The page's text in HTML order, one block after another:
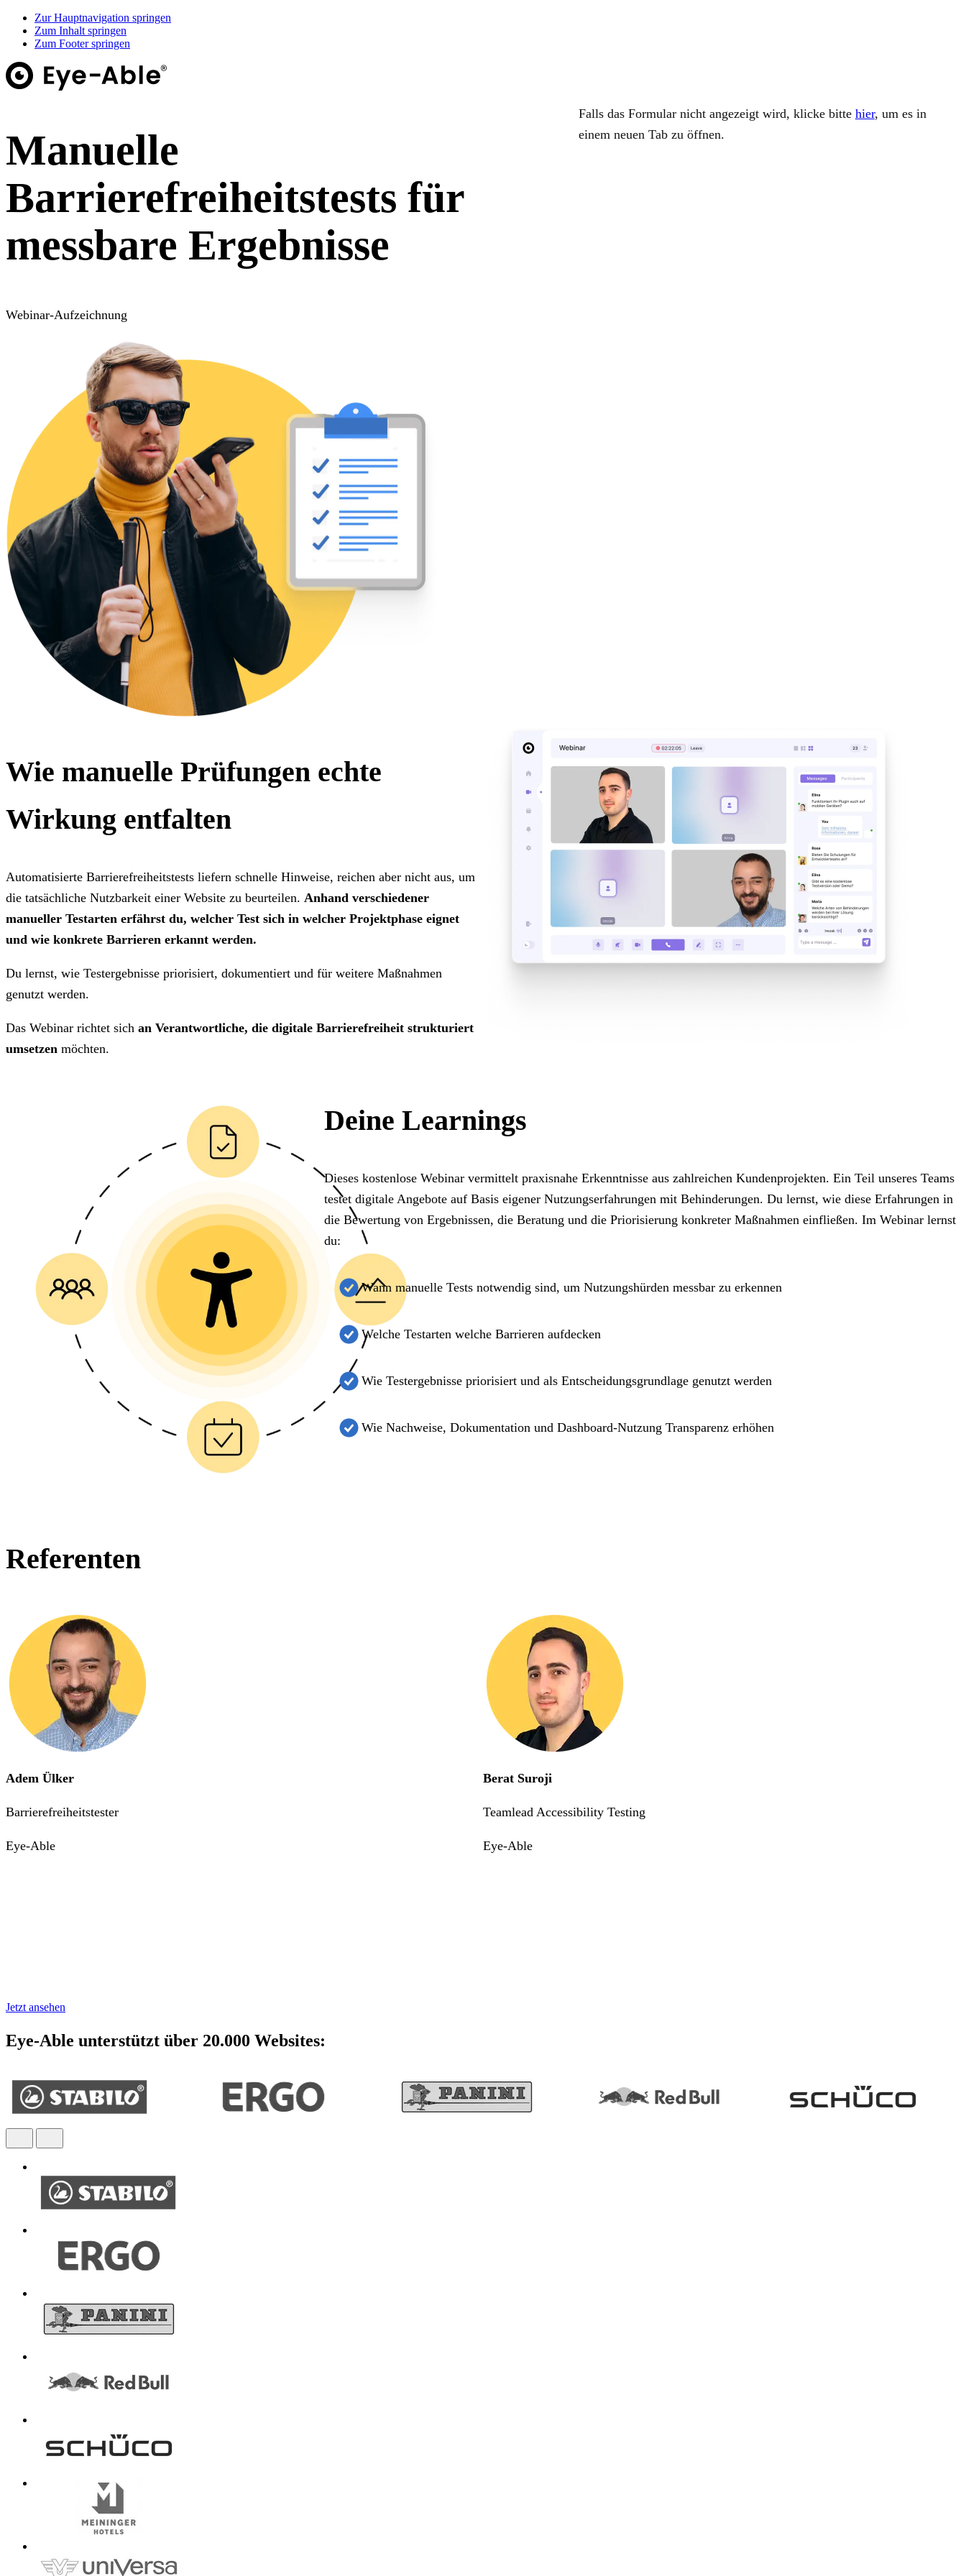
Zur Hauptnavigation springen
Zum Inhalt springen
Zum Footer springen
Manuelle
Barrierefreiheitstests für
messbare Ergebnisse
Webinar-Aufzeichnung
Falls das Formular nicht angezeigt wird, klicke bitte hier, um es in
einem neuen Tab zu öffnen.
Wie manuelle Prüfungen echte
Wirkung entfalten
Automatisierte Barrierefreiheitstests liefern schnelle Hinweise, reichen aber nicht aus, um
die tatsächliche Nutzbarkeit einer Website zu beurteilen. Anhand verschiedener
manueller Testarten erfährst du, welcher Test sich in welcher Projektphase eignet
und wie konkrete Barrieren erkannt werden.
Du lernst, wie Testergebnisse priorisiert, dokumentiert und für weitere Maßnahmen
genutzt werden.
Das Webinar richtet sich an Verantwortliche, die digitale Barrierefreiheit strukturiert
umsetzen möchten.
Deine Learnings
Dieses kostenlose Webinar vermittelt praxisnahe Erkenntnisse aus zahlreichen Kundenprojekten. Ein Teil unseres Teams
testet digitale Angebote auf Basis eigener Nutzungserfahrungen mit Behinderungen. Du lernst, wie diese Erfahrungen in
die Bewertung von Ergebnissen, die Beratung und die Priorisierung konkreter Maßnahmen einfließen. Im Webinar lernst
du:
Wann manuelle Tests notwendig sind, um Nutzungshürden messbar zu erkennen
Welche Testarten welche Barrieren aufdecken
Wie Testergebnisse priorisiert und als Entscheidungsgrundlage genutzt werden
Wie Nachweise, Dokumentation und Dashboard-Nutzung Transparenz erhöhen
Referenten
Adem Ülker
Barrierefreiheitstester
Eye-Able
Berat Suroji
Teamlead Accessibility Testing
Eye-Able
Jetzt ansehen
Eye-Able unterstützt über 20.000 Websites: